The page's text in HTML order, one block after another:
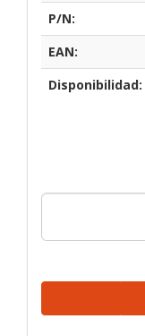
P/N:
EAN:
Disponibilidad: